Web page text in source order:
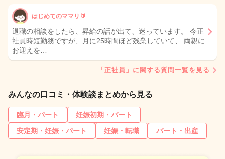
はじめてのママリ🔰
退職の相談をしたら、昇給の話が出て、迷っています。 今正
社員時短勤務ですが、月に25時間ほど残業していて、 両親に
お迎えを…
「正社員」に関する質問一覧を見る
みんなの口コミ・体験談まとめから見る
臨月・パート
妊娠初期・パート
安定期・妊娠・パート
妊娠・転職 パート・出産